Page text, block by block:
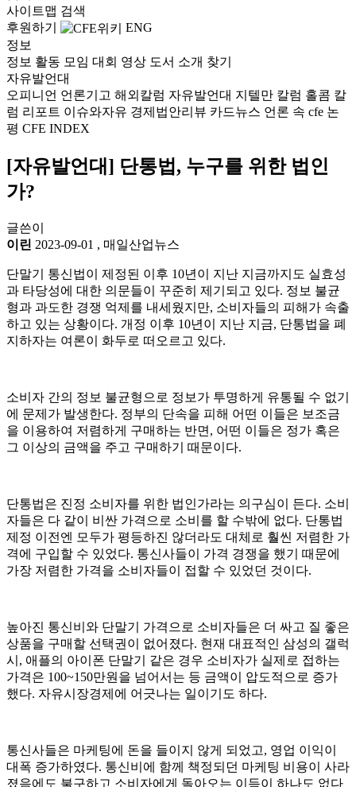
사이트맵 검색
후원하기
ENG
정보
정보 활동 모임 대회 영상 도서 소개 찾기
자유발언대
오피니언 언론기고 해외칼럼 자유발언대 지텔만 칼럼 홀콤 칼
럼 리포트 이슈와자유 경제법안리뷰 카드뉴스 언론 속 cfe 논
평 CFE INDEX
[자유발언대] 단통법, 누구를 위한 법인
가?
글쓴이
이린 2023-09-01 , 매일산업뉴스
단말기 통신법이 제정된 이후 10년이 지난 지금까지도 실효성
과 타당성에 대한 의문들이 꾸준히 제기되고 있다. 정보 불균
형과 과도한 경쟁 억제를 내세웠지만, 소비자들의 피해가 속출
하고 있는 상황이다. 개정 이후 10년이 지난 지금, 단통법을 폐
지하자는 여론이 화두로 떠오르고 있다.
소비자 간의 정보 불균형으로 정보가 투명하게 유통될 수 없기
에 문제가 발생한다. 정부의 단속을 피해 어떤 이들은 보조금
을 이용하여 저렴하게 구매하는 반면, 어떤 이들은 정가 혹은
그 이상의 금액을 주고 구매하기 때문이다.
단통법은 진정 소비자를 위한 법인가라는 의구심이 든다. 소비
자들은 다 같이 비싼 가격으로 소비를 할 수밖에 없다. 단통법
제정 이전엔 모두가 평등하진 않더라도 대체로 훨씬 저렴한 가
격에 구입할 수 있었다. 통신사들이 가격 경쟁을 했기 때문에
가장 저렴한 가격을 소비자들이 접할 수 있었던 것이다.
높아진 통신비와 단말기 가격으로 소비자들은 더 싸고 질 좋은
상품을 구매할 선택권이 없어졌다. 현재 대표적인 삼성의 갤럭
시, 애플의 아이폰 단말기 같은 경우 소비자가 실제로 접하는
가격은 100~150만원을 넘어서는 등 금액이 압도적으로 증가
했다. 자유시장경제에 어긋나는 일이기도 하다.
통신사들은 마케팅에 돈을 들이지 않게 되었고, 영업 이익이
대폭 증가하였다. 통신비에 함께 책정되던 마케팅 비용이 사라
졌음에도 불구하고 소비자에게 돌아오는 이득이 하나도 없다